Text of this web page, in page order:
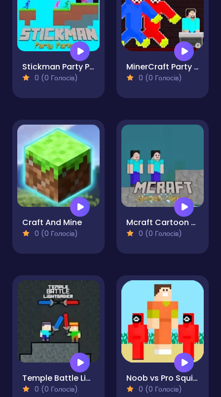
Stickman Party Parkour
0 (0 Голосів)
MinerCraft Party - 4 Player
0 (0 Голосів)
Craft And Mine
0 (0 Голосів)
Mcraft Cartoon Parkour
0 (0 Голосів)
Temple Battle Lightsaber
0 (0 Голосів)
Noob vs Pro Squid Challenge
0 (0 Голосів)